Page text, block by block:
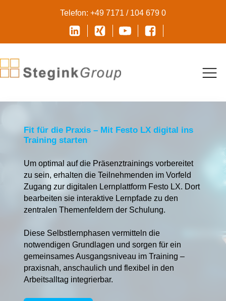
Telefon: +49 7171 / 104 679 0
Fit für die Praxis – Mit Festo LX digital ins
Training starten
Um optimal auf die Präsenztrainings vorbereitet
zu sein, erhalten die Teilnehmenden im Vorfeld
Zugang zur digitalen Lernplattform Festo LX. Dort
bearbeiten sie interaktive Lernpfade zu den
zentralen Themenfeldern der Schulung.
Diese Selbstlernphasen vermitteln die
notwendigen Grundlagen und sorgen für ein
gemeinsames Ausgangsniveau im Training –
praxisnah, anschaulich und flexibel in den
Arbeitsalltag integrierbar.